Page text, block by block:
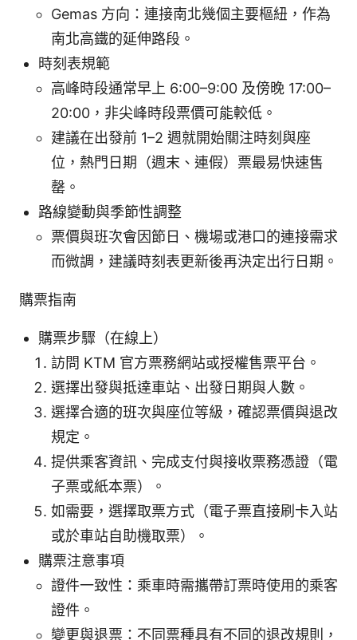
Gemas 方向：連接南北幾個主要樞紐，作為
南北高鐵的延伸路段。
時刻表規範
高峰時段通常早上 6:00–9:00 及傍晚 17:00–
20:00，非尖峰時段票價可能較低。
建議在出發前 1–2 週就開始關注時刻與座
位，熱門日期（週末、連假）票最易快速售
罄。
路線變動與季節性調整
票價與班次會因節日、機場或港口的連接需求
而微調，建議時刻表更新後再決定出行日期。
購票指南
購票步驟（在線上）
訪問 KTM 官方票務網站或授權售票平台。
選擇出發與抵達車站、出發日期與人數。
選擇合適的班次與座位等級，確認票價與退改
規定。
提供乘客資訊、完成支付與接收票務憑證（電
子票或紙本票）。
如需要，選擇取票方式（電子票直接刷卡入站
或於車站自助機取票）。
購票注意事項
證件一致性：乘車時需攜帶訂票時使用的乘客
證件。
變更與退票：不同票種具有不同的退改規則，